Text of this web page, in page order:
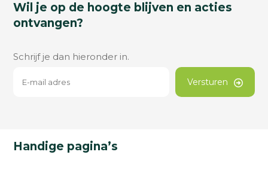
Wil je op de hoogte blijven en acties
ontvangen?
Schrijf je dan hieronder in.
Versturen
Handige pagina’s